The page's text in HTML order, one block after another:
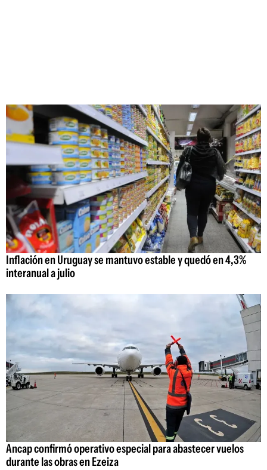
Inflación en Uruguay se mantuvo estable y quedó en 4,3%
interanual a julio
Ancap confirmó operativo especial para abastecer vuelos
durante las obras en Ezeiza